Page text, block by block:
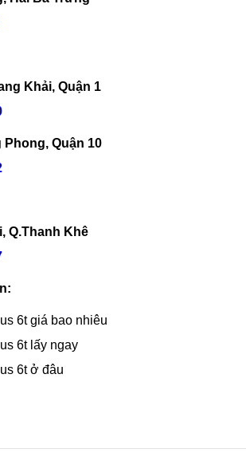
Q. Đống Đa
Khải, Quận 1
Q.Thanh Khê